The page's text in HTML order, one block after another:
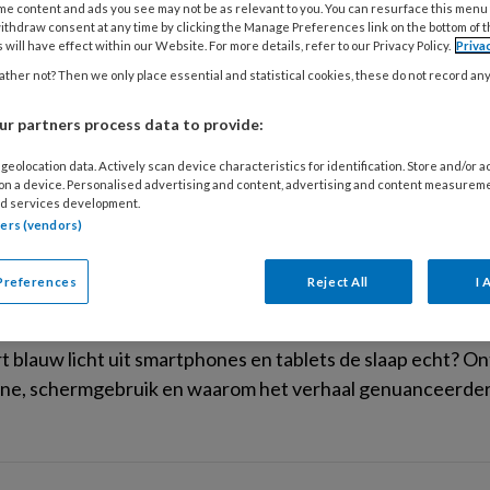
2026 ACHTERGROND LEEFSTIJLGENEESKUNDE
gezonde ambitie of een
verovert TikTok: van mondtape tot slaaptrackers
2026 LEEFSTIJLGENEESKUNDE
licht: slaapverstoorder of overschatte
blauw licht uit smartphones en tablets de slaap echt?
schermgebruik en waarom het verhaal
content and ads you see may not be as relevant to you. You can resurface this
consent at any time by clicking the Manage Preferences link on the bottom of
will have effect within our Website. For more details, refer to our Privacy Policy.
not? Then we only place essential and statistical cookies, these do not record
partners process data to provide:
data. Actively scan device characteristics for identification. Store and/or
a device. Personalised advertising and content, advertising and content
services development.
(vendors)
Reject All I